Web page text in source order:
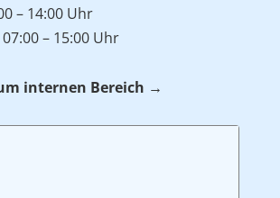
– 14:00 Uhr
– 15:00 Uhr
internen Bereich →